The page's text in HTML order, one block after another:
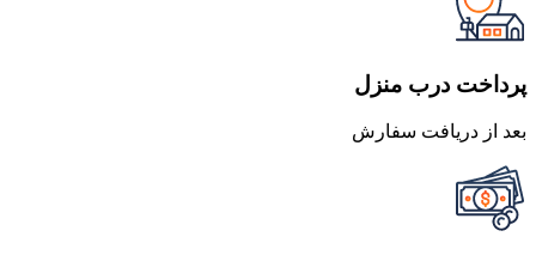
پرداخت درب منزل
بعد از دریافت سفارش